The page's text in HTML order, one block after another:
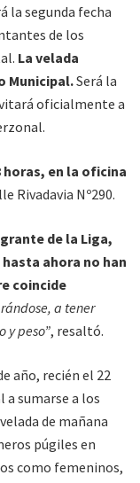
la segunda fecha
de los
La velada
Municipal.Será la
oficialmente a
en la oficina
Rivadavia Nº290.
de la Liga,
ahora no han
coincide
a tener
y peso”, resaltó.
año, recién el 22
sumarse a los
de mañana
púgiles en
como femeninos,